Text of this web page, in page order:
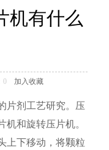
机有什么
0 加入收藏
片剂工艺研究。压
机和旋转压片机。
上下移动，将颗粒